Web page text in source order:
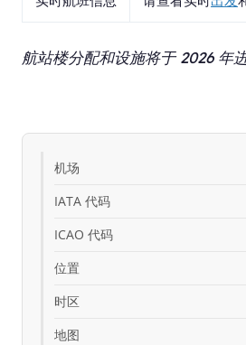
航站楼分配和设施将于 2026 年
机场
IATA 代码
ICAO 代码
位置
时区
地图